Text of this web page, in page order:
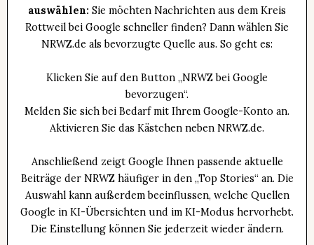
auswählen: Sie möchten Nachrichten aus dem Kreis
Rottweil bei Google schneller finden? Dann wählen Sie
NRWZ.de als bevorzugte Quelle aus. So geht es:
Klicken Sie auf den Button „NRWZ bei Google
bevorzugen“.
Melden Sie sich bei Bedarf mit Ihrem Google-Konto an.
Aktivieren Sie das Kästchen neben NRWZ.de.
Anschließend zeigt Google Ihnen passende aktuelle
Beiträge der NRWZ häufiger in den „Top Stories“ an. Die
Auswahl kann außerdem beeinflussen, welche Quellen
Google in KI-Übersichten und im KI-Modus hervorhebt.
Die Einstellung können Sie jederzeit wieder ändern.